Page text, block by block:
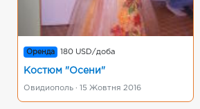
Оренда 180 USD/доба
Костюм "Осени"
Овидиополь · 15 Жовтня 2016